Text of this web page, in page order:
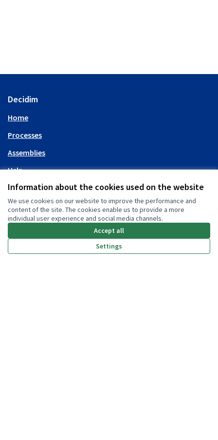
Information about the cookies used on the website
We use cookies on our website to improve the performance and
content of the site. The cookies enable us to provide a more
individual user experience and social media channels.
Accept all
Settings
Decidim
Home
Processes
Assemblies
Help
My account
Log in